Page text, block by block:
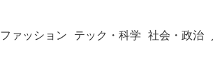
ファッション テック・科学 社会・政治